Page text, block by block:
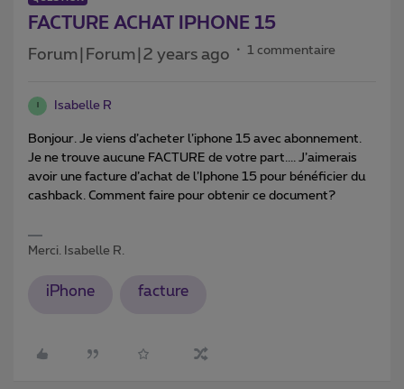
FACTURE ACHAT IPHONE 15
Forum|Forum|2 years ago 1 commentaire
Isabelle R
Bonjour. Je viens d’acheter l’iphone 15 avec abonnement.
Je ne trouve aucune FACTURE de votre part.... J’aimerais
avoir une facture d’achat de l’Iphone 15 pour bénéficier du
cashback. Comment faire pour obtenir ce document?
Merci. Isabelle R.
iPhone facture